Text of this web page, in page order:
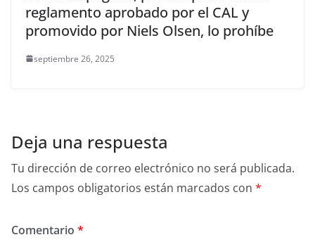
reglamento aprobado por el CAL y
promovido por Niels Olsen, lo prohíbe
septiembre 26, 2025
Deja una respuesta
Tu dirección de correo electrónico no será publicada.
Los campos obligatorios están marcados con *
Comentario *